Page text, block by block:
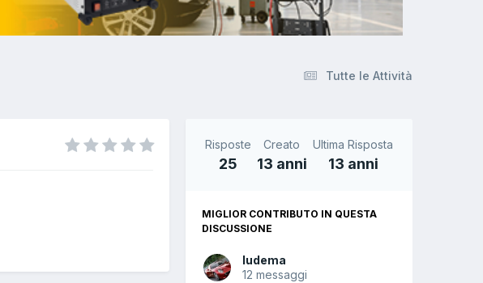
Tutte le Attività
Risposte
25
Creato
13 anni
Ultima Risposta
13 anni
MIGLIOR CONTRIBUTO IN QUESTA
DISCUSSIONE
ludema
12 messaggi